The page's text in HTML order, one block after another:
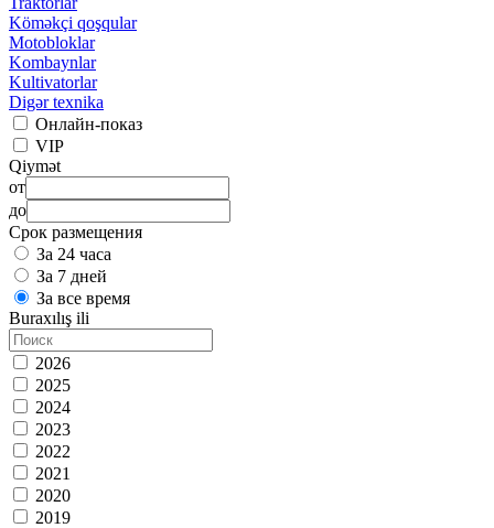
Köməkçi qoşqular
Motobloklar
Kombaynlar
Kultivatorlar
Digər texnika
Онлайн-показ
VIP
Qiymət
от
до
Срок размещения
За 24 часа
За 7 дней
За все время
Buraxılış ili
2026
2025
2024
2023
2022
2021
2020
2019